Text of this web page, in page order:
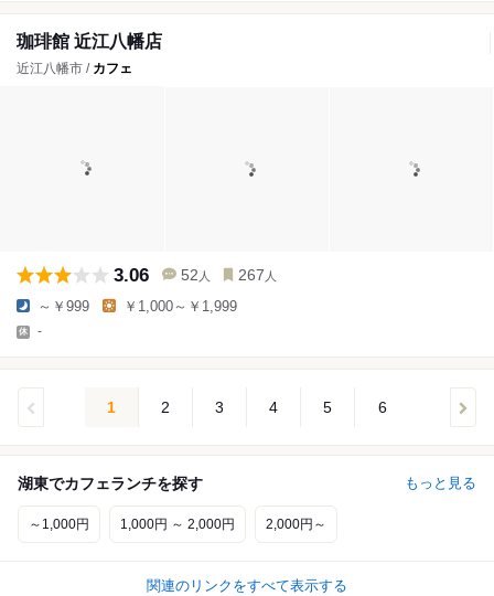
珈琲館 近江八幡店
近江八幡市 / カフェ
3.06 52 人 267 人
～￥999 ￥1,000～￥1,999
-
1 2 3 4 5 6
湖東でカフェランチを探す もっと見る
～1,000円 1,000円 ～ 2,000円 2,000円～
関連のリンクをすべて表示する